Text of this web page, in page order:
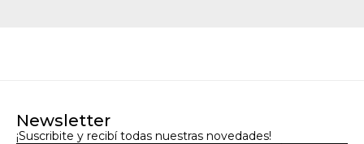
Newsletter
¡Suscribite y recibí todas nuestras novedades!